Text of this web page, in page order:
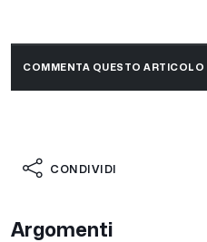
COMMENTA QUESTO ARTICOLO
CONDIVIDI
Argomenti